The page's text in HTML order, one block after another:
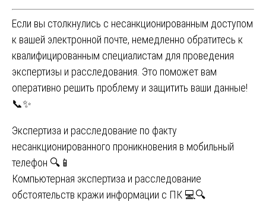
Если вы столкнулись с несанкционированным доступом
к вашей электронной почте, немедленно обратитесь к
квалифицированным специалистам для проведения
экспертизы и расследования. Это поможет вам
оперативно решить проблему и защитить ваши данные!
📞✨
Навигация
по
записям
Экспертиза и расследование по факту
несанкционированного проникновения в мобильный
телефон 🔍📱
Компьютерная экспертиза и расследование
обстоятельств кражи информации с ПК 💻🔍